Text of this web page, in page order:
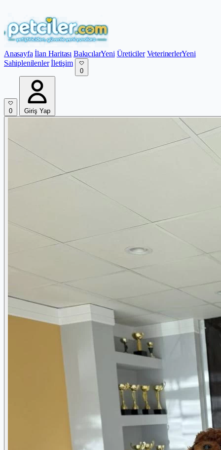
Anasayfa İlan Haritası BakıcılarYeni Üreticiler VeterinerlerYeni
Sahiplenilenler İletişim
0
0 Giriş Yap